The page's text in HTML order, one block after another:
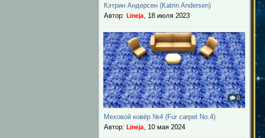
Кэтрин Андерсен (Katrin Andersen)
Автор: Lineja 18 июля 2023
0
Меховой ковёр №4 (Fur carpet No.4)
Автор: Lineja 10 мая 2024